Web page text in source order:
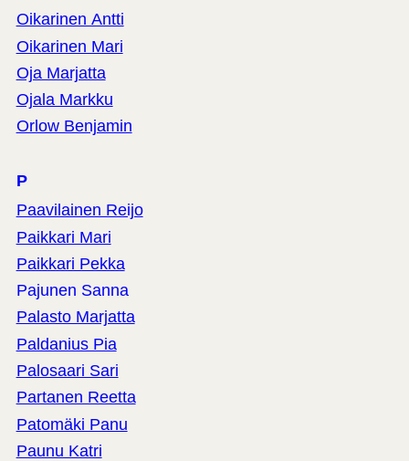
Oikarinen Antti
Oikarinen Mari
Oja Marjatta
Ojala Markku
Orlow Benjamin
P
Paavilainen Reijo
Paikkari Mari
Paikkari Pekka
Pajunen Sanna
Palasto Marjatta
Paldanius Pia
Palosaari Sari
Partanen Reetta
Patomäki Panu
Paunu Katri